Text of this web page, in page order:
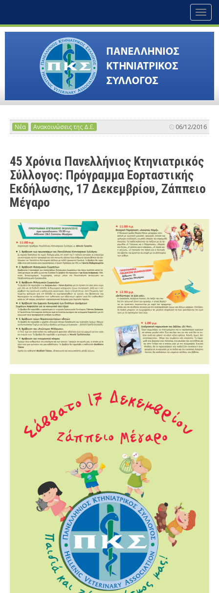
Νέα Ανακοινώσεις της Δ.Ε. 06/12/2016
45 Χρόνια Πανελλήνιος Κτηνιατρικός
Σύλλογος: Πρόγραμμα Εορταστικής
Εκδήλωσης, 17 Δεκεμβρίου, Ζάππειο
Μέγαρο